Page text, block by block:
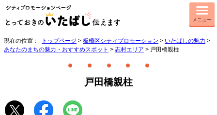
メニュー
現在の位置： トップページ > 板橋区シティプロモーション > いたばしの魅力 >
あなたのまちの魅力・おすすめスポット > 志村エリア > 戸田橋親柱
戸田橋親柱